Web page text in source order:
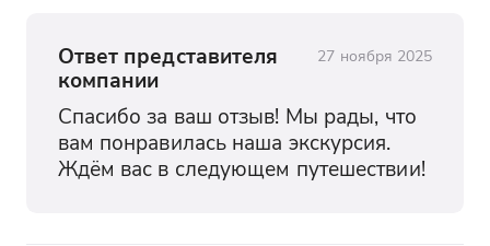
Ответ представителя
компании
27 ноября 2025
Спасибо за ваш отзыв! Мы рады, что
вам понравилась наша экскурсия.
Ждём вас в следующем путешествии!